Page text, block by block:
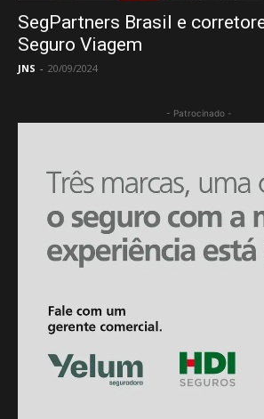
SegPartners Brasil e
Seguro Viagem
JNS - 20/09/2024
- Patrocinado -